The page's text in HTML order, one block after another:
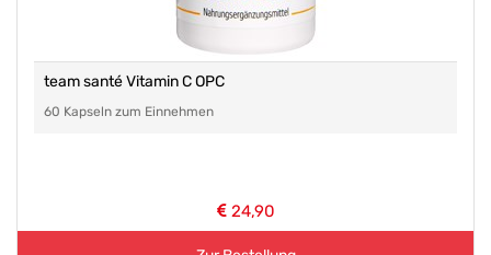
team santé Vitamin C OPC
60 Kapseln zum Einnehmen
24,90